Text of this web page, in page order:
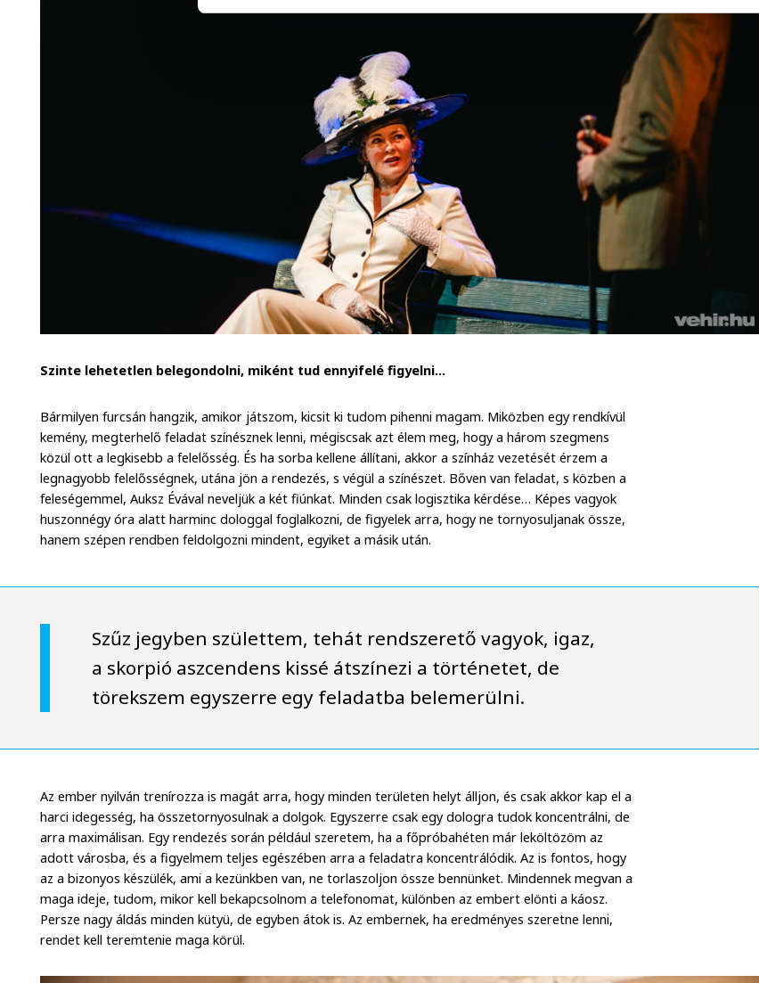
Szinte lehetetlen belegondolni, miként tud ennyifelé figyelni…
Bármilyen furcsán hangzik, amikor játszom, kicsit ki tudom pihenni magam. Miközben egy rendkívül
kemény, megterhelő feladat színésznek lenni, mégiscsak azt élem meg, hogy a három szegmens
közül ott a legkisebb a felelősség. És ha sorba kellene állítani, akkor a színház vezetését érzem a
legnagyobb felelősségnek, utána jön a rendezés, s végül a színészet. Bőven van feladat, s közben a
feleségemmel, Auksz Évával neveljük a két fiúnkat. Minden csak logisztika kérdése… Képes vagyok
huszonnégy óra alatt harminc dologgal foglalkozni, de figyelek arra, hogy ne tornyosuljanak össze,
hanem szépen rendben feldolgozni mindent, egyiket a másik után.
Szűz jegyben születtem, tehát rendszerető vagyok, igaz,
a skorpió aszcendens kissé átszínezi a történetet, de
törekszem egyszerre egy feladatba belemerülni.
Az ember nyilván trenírozza is magát arra, hogy minden területen helyt álljon, és csak akkor kap el a
harci idegesség, ha összetornyosulnak a dolgok. Egyszerre csak egy dologra tudok koncentrálni, de
arra maximálisan. Egy rendezés során például szeretem, ha a főpróbahéten már leköltözöm az
adott városba, és a figyelmem teljes egészében arra a feladatra koncentrálódik. Az is fontos, hogy
az a bizonyos készülék, ami a kezünkben van, ne torlaszoljon össze bennünket. Mindennek megvan a
maga ideje, tudom, mikor kell bekapcsolnom a telefonomat, különben az embert elönti a káosz.
Persze nagy áldás minden kütyü, de egyben átok is. Az embernek, ha eredményes szeretne lenni,
rendet kell teremtenie maga körül.